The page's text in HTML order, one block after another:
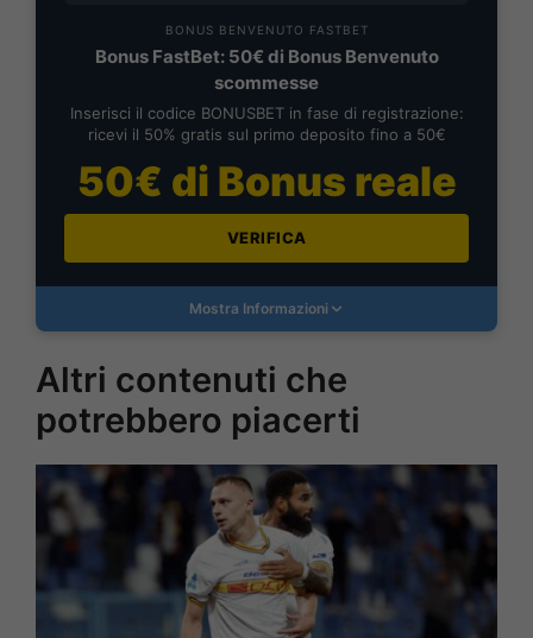
BONUS BENVENUTO FASTBET
Bonus FastBet: 50€ di Bonus Benvenuto
scommesse
Inserisci il codice BONUSBET in fase di registrazione:
ricevi il 50% gratis sul primo deposito fino a 50€
50€ di Bonus reale
VERIFICA
Mostra Informazioni
Altri contenuti che
potrebbero piacerti